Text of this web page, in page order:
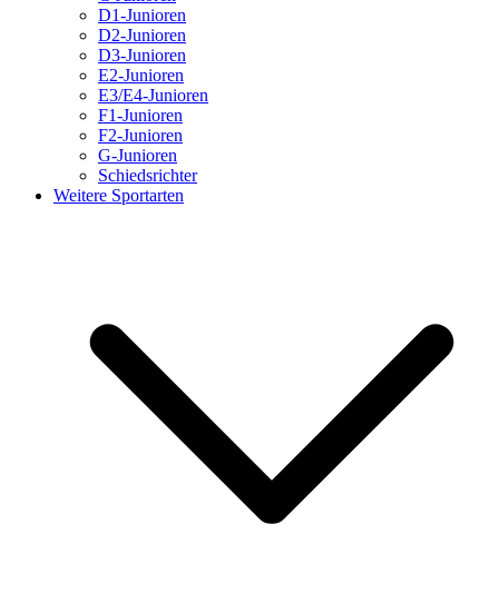
D1-Junioren
D2-Junioren
D3-Junioren
E2-Junioren
E3/E4-Junioren
F1-Junioren
F2-Junioren
G-Junioren
Schiedsrichter
Weitere Sportarten